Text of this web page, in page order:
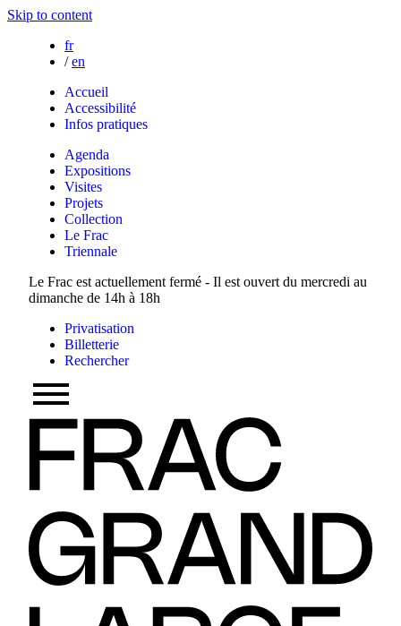
Skip to content
fr
/ en
Accueil
Accessibilité
Infos pratiques
Agenda
Expositions
Visites
Projets
Collection
Le Frac
Triennale
Le Frac est actuellement fermé - Il est ouvert du mercredi au
dimanche de 14h à 18h
Privatisation
Billetterie
Rechercher